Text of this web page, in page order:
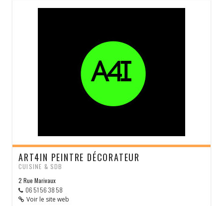
ART4IN PEINTRE DÉCORATEUR
CUISINE & SDB
2 Rue Marivaux
06 51 56 38 58
Voir le site web